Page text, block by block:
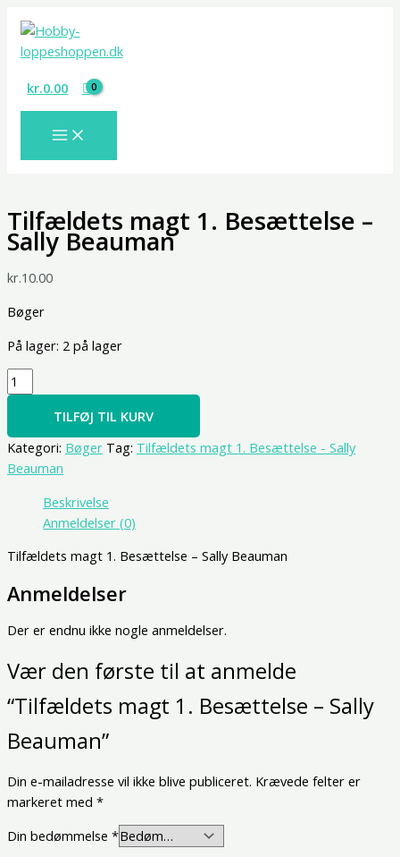
indholdet
kr.0.00
Tilfældets magt 1. Besættelse –
Sally Beauman
kr.10.00
Bøger
På lager: 2 på lager
magt
Sally
Beauman
TILFØJ TIL KURV
Kategori: Bøger Tag: Tilfældets magt 1. Besættelse - Sally
Beauman
Beskrivelse
Anmeldelser (0)
Tilfældets magt 1. Besættelse – Sally Beauman
Anmeldelser
Der er endnu ikke nogle anmeldelser.
Vær den første til at anmelde
“Tilfældets magt 1. Besættelse – Sally
Beauman”
Din e-mailadresse vil ikke blive publiceret. Krævede felter er
markeret med *
Din bedømmelse *